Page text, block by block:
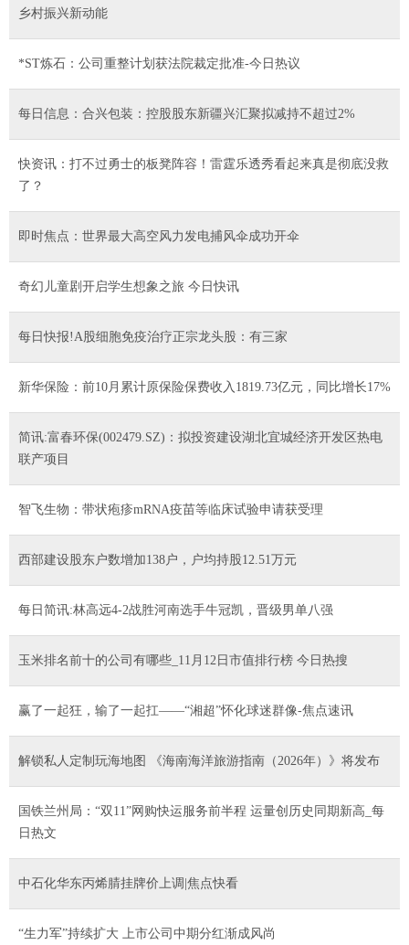
乡村振兴新动能
*ST炼石：公司重整计划获法院裁定批准-今日热议
每日信息：合兴包装：控股股东新疆兴汇聚拟减持不超过2%
快资讯：打不过勇士的板凳阵容！雷霆乐透秀看起来真是彻底没救
了？
即时焦点：世界最大高空风力发电捕风伞成功开伞
奇幻儿童剧开启学生想象之旅 今日快讯
每日快报!A股细胞免疫治疗正宗龙头股：有三家
新华保险：前10月累计原保险保费收入1819.73亿元，同比增长17%
简讯:富春环保(002479.SZ)：拟投资建设湖北宜城经济开发区热电
联产项目
智飞生物：带状疱疹mRNA疫苗等临床试验申请获受理
西部建设股东户数增加138户，户均持股12.51万元
每日简讯:林高远4-2战胜河南选手牛冠凯，晋级男单八强
玉米排名前十的公司有哪些_11月12日市值排行榜 今日热搜
​赢了一起狂，输了一起扛——“湘超”怀化球迷群像-焦点速讯
解锁私人定制玩海地图 《海南海洋旅游指南（2026年）》将发布
国铁兰州局：“双11”网购快运服务前半程 运量创历史同期新高_每
日热文
中石化华东丙烯腈挂牌价上调|焦点快看
“生力军”持续扩大 上市公司中期分红渐成风尚